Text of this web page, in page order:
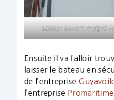
Laisser ouvert malgré
Ensuite il va falloir
laisser le bateau en
de l’entreprise
l’entreprise Promaritime